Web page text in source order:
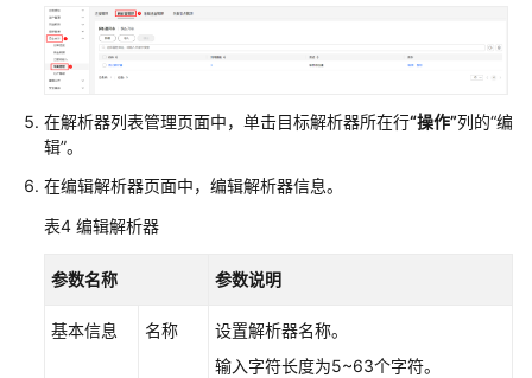
数
据
集
述
新
节
在解析器列表管理页面中，单击目标解析器所在行“操作”列的“编
辑”。
在编辑解析器页面中，编辑解析器信息。
表4 编辑解析器
参数名称 参数说明
基本信息 名称
设置解析器名称。
输入字符长度为5~63个字符。